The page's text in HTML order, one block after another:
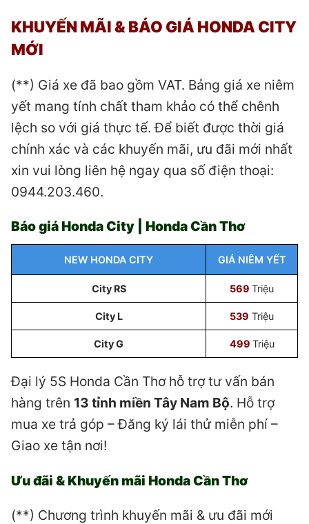
KHUYẾN MÃI & BÁO GIÁ HONDA CITY
MỚI
(**) Giá xe đã bao gồm VAT. Bảng giá xe niêm
yết mang tính chất tham khảo có thể chênh
lệch so với giá thực tế. Để biết được thời giá
chính xác và các khuyến mãi, ưu đãi mới nhất
xin vui lòng liên hệ ngay qua số điện thoại:
0944.203.460.
Báo giá Honda City | Honda Cần Thơ
NEW HONDA CITY GIÁ NIÊM YẾT
City RS 569 Triệu
City L 539 Triệu
City G 499 Triệu
Đại lý 5S Honda Cần Thơ hỗ trợ tư vấn bán
hàng trên 13 tỉnh miền Tây Nam Bộ. Hỗ trợ
mua xe trả góp – Đăng ký lái thử miễn phí –
Giao xe tận nơi!
Ưu đãi & Khuyến mãi Honda Cần Thơ
(**) Chương trình khuyến mãi & ưu đãi mới